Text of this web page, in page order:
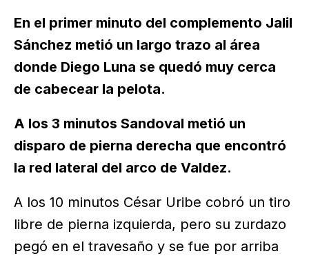
En el primer minuto del complemento Jalil
Sánchez metió un largo trazo al área
donde Diego Luna se quedó muy cerca
de cabecear la pelota.
A los 3 minutos Sandoval metió un
disparo de pierna derecha que encontró
la red lateral del arco de Valdez.
A los 10 minutos César Uribe cobró un tiro
libre de pierna izquierda, pero su zurdazo
pegó en el travesaño y se fue por arriba